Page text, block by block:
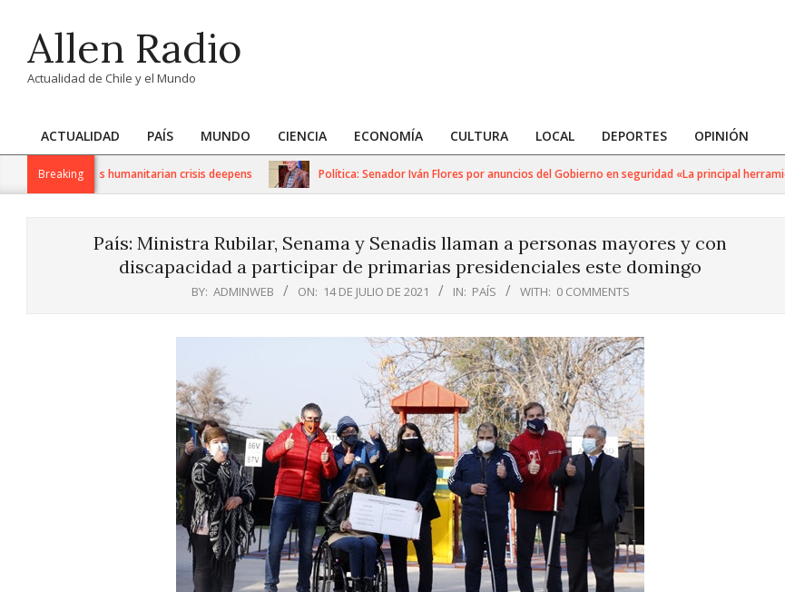
contentAllen Radio
Actualidad de Chile y el Mundo
Primary
Navigation
ACTUALIDAD PAÍS MUNDO CIENCIA ECONOMÍA CULTURA LOCAL DEPORTES OPINIÓN
Breaking
sanctions as humanitarian crisis deepens Política: Senador Iván Flores por anuncios del Gobierno en seguridad «La principal
País: Ministra Rubilar, Senama y Senadis llaman a personas mayores y con
discapacidad a participar de primarias presidenciales este domingo
BY: ADMINWEB ON: 14 DE JULIO DE 2021 IN: PAÍS WITH: 0 COMMENTS